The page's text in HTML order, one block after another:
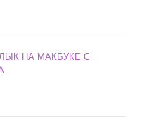
НА МАКБУКЕ С